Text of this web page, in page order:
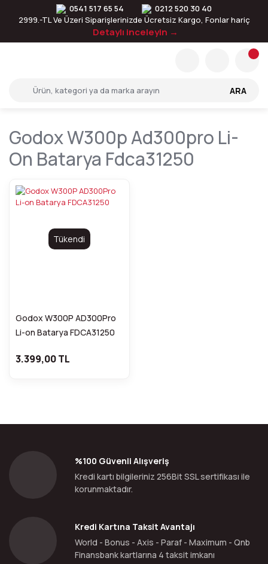
0541 517 65 54
0212 520 30 40
2999.-TL Ve Üzeri Siparişlerinizde Ücretsiz Kargo, Fonlar hariç
Detaylı inceleyin →
ARA
Godox W300p Ad300pro Li-
On Batarya Fdca31250
Tükendi
Godox W300P AD300Pro
Li-on Batarya FDCA31250
3.399,00 TL
%100 Güvenli Alışveriş
Kredi kartı bilgileriniz 256Bit SSL sertifikası ile
korunmaktadır.
Kredi Kartına Taksit Avantajı
World - Bonus - Axis - Paraf - Maximum - Qnb
Finansbank kartlarına 4 taksit imkanı